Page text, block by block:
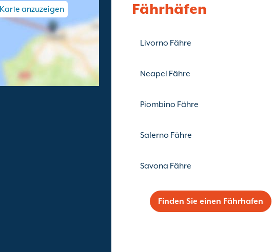
anzuzeigen
Fährhäfen
Livorno Fähre
Neapel Fähre
Piombino Fähre
Salerno Fähre
Savona Fähre
Finden Sie einen Fährhafen